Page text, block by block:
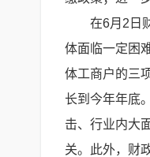
在6月2日
体面临一定困
体工商户的三
长到今年年底
击、行业内大
关。此外，财